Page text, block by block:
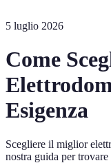
5 luglio 2026
Come
Esigenza
Scegliere il miglior
nostra guida per